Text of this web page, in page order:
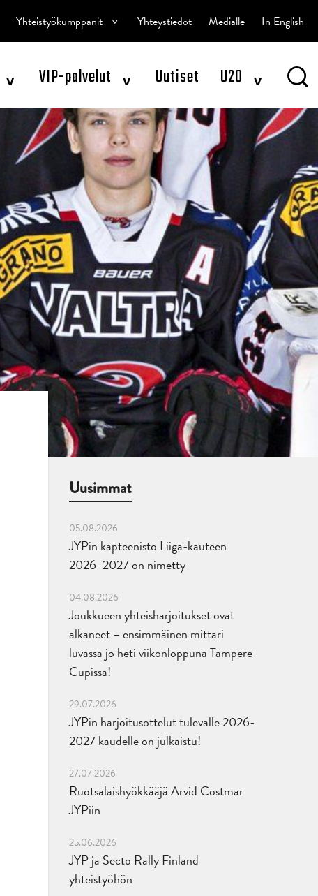
^ VIP-palvelut ^ Uutiset U20 ^
Yhteistyökumppanit ^ Yhteystiedot Medialle In English
Uusimmat
05.08.2026
JYPin kapteenisto Liiga-kauteen
2026–2027 on nimetty
04.08.2026
Joukkueen yhteisharjoitukset ovat
alkaneet – ensimmäinen mittari
luvassa jo heti viikonloppuna Tampere
Cupissa!
29.07.2026
JYPin harjoitusottelut tulevalle 2026-
2027 kaudelle on julkaistu!
27.07.2026
Ruotsalaishyökkääjä Arvid Costmar
JYPiin
25.06.2026
JYP ja Secto Rally Finland
yhteistyöhön